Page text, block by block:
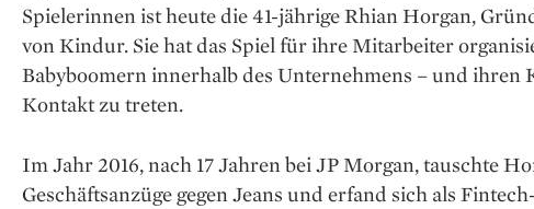
Spielerinnen ist heute die 41-jährige Rhian ­Horgan,
von ­Kindur. Sie hat das Spiel für ihre Mit­arbeiter
Babyboomern innerhalb des Un­ternehmens – und ihren
Kontakt zu treten.
Im Jahr 2016, nach 17 ­Jahren bei JP Morgan, tauschte
Geschäftsanzüge gegen Jeans und erfand sich als